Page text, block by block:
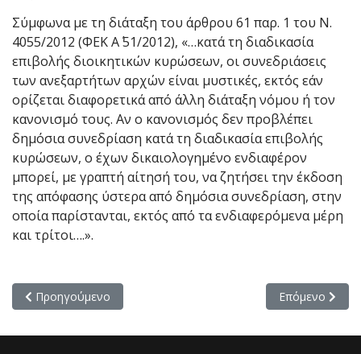
Σύμφωνα με τη διάταξη του άρθρου 61 παρ. 1 του Ν.
4055/2012 (ΦΕΚ Α΄ 51/2012), «…κατά τη διαδικασία
επιβολής διοικητικών κυρώσεων, οι συνεδριάσεις
των ανεξαρτήτων αρχών είναι μυστικές, εκτός εάν
ορίζεται διαφορετικά από άλλη διάταξη νόμου ή τον
κανονισμό τους. Αν ο κανονισμός δεν προβλέπει
δημόσια συνεδρίαση κατά τη διαδικασία επιβολής
κυρώσεων, ο έχων δικαιολογημένο ενδιαφέρον
μπορεί, με γραπτή αίτησή του, να ζητήσει την έκδοση
της απόφασης ύστερα από δημόσια συνεδρίαση, στην
οποία παρίστανται, εκτός από τα ενδιαφερόμενα μέρη
και τρίτοι….».
Προηγούμενο άρθρο: Κλήση σε ακρόαση την 14-03-2018
Προηγούμενο Επόμενο
Επόμενο